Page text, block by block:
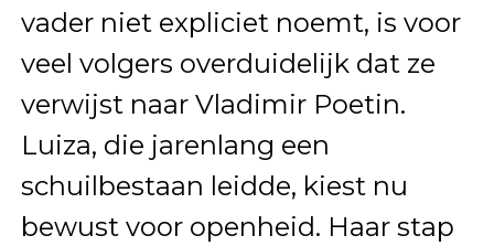
vader niet expliciet noemt, is voor
veel volgers overduidelijk dat ze
verwijst naar Vladimir Poetin.
Luiza, die jarenlang een
schuilbestaan leidde, kiest nu
bewust voor openheid. Haar stap